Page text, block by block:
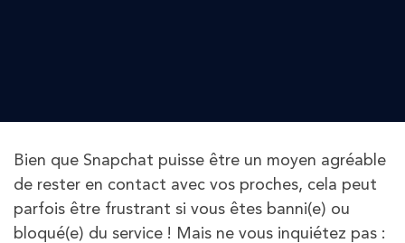
Bien que Snapchat puisse être un moyen agréable
de rester en contact avec vos proches, cela peut
parfois être frustrant si vous êtes banni(e) ou
bloqué(e) du service ! Mais ne vous inquiétez pas :